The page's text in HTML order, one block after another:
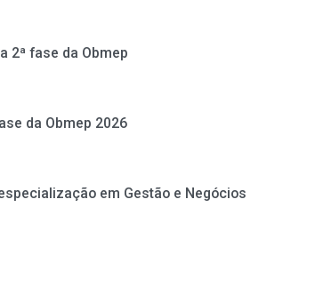
2ª fase da Obmep
da Obmep 2026
em Gestão e Negócios